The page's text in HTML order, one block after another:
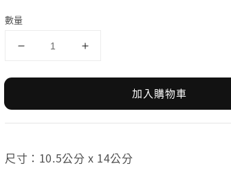
數量
加入購物車
尺寸：10.5公分 x 14公分